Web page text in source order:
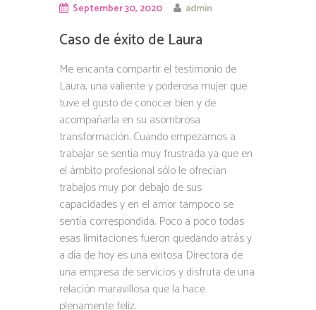
September 30, 2020 admin
Caso de éxito de Laura
Me encanta compartir el testimonio de
Laura, una valiente y poderosa mujer que
tuve el gusto de conocer bien y de
acompañarla en su asombrosa
transformación. Cuando empezamos a
trabajar se sentía muy frustrada ya que en
el ámbito profesional sólo le ofrecían
trabajos muy por debajo de sus
capacidades y en el amor tampoco se
sentía correspondida. Poco a poco todas
esas limitaciones fueron quedando atrás y
a día de hoy es una exitosa Directora de
una empresa de servicios y disfruta de una
relación maravillosa que la hace
plenamente feliz.